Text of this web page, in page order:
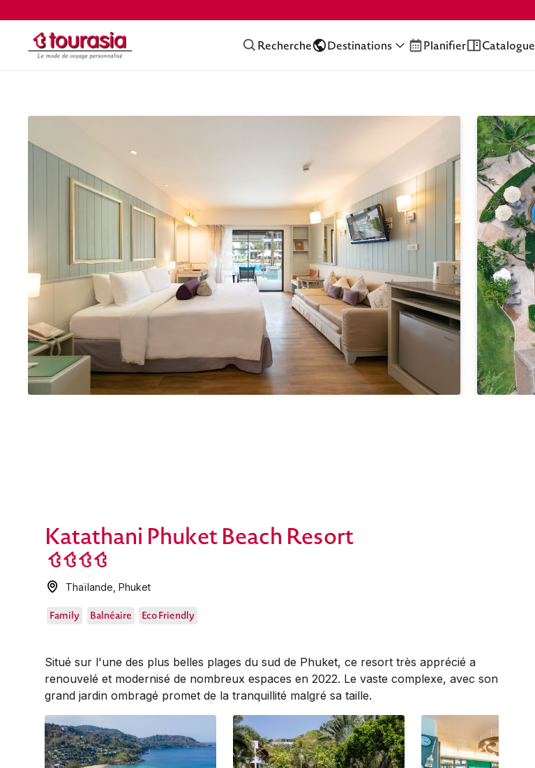
Recherche Destinations Planifier Catalogue
Katathani Phuket Beach Resort
Thaïlande ,Phuket
Family Balnéaire Eco Friendly
Situé sur l'une des plus belles plages du sud de Phuket, ce resort très apprécié a
renouvelé et modernisé de nombreux espaces en 2022. Le vaste complexe, avec son
grand jardin ombragé promet de la tranquillité malgré sa taille.